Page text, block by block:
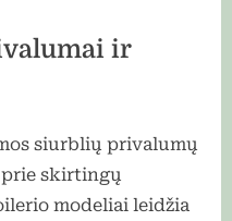
ir
siurblių privalumų
skirtingų
modeliai leidžia